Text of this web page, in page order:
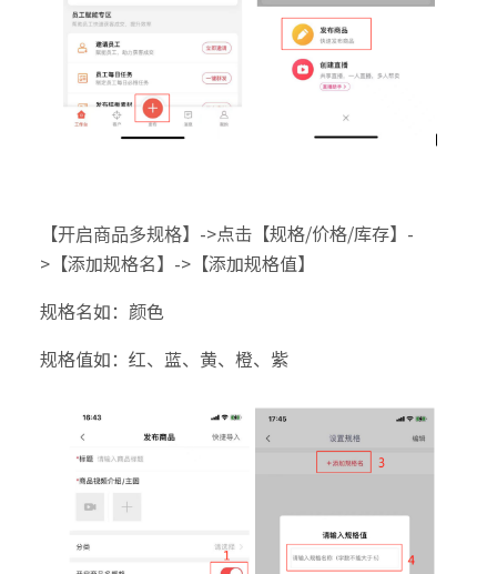
【开启商品多规格】->点击【规格/价格/库存】-
>【添加规格名】->【添加规格值】
规格名如：颜色
规格值如：红、蓝、黄、橙、紫